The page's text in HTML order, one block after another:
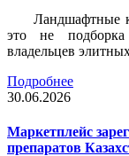
Ландшафтные
это не
владельцев
Подробнее
30.06.2026
Маркетплейс
препаратов